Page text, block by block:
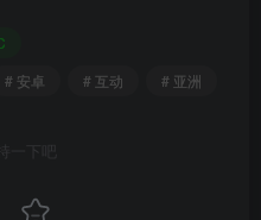
# 安卓 # 互动 # 亚洲
一下吧